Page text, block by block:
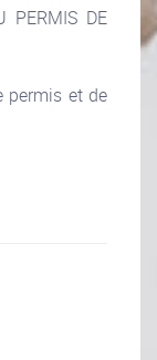
DE
et de